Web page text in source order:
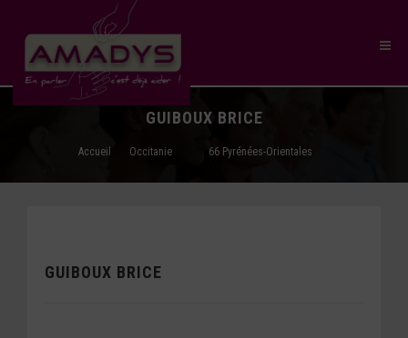
GUIBOUX BRICE
Accueil Occitanie 66 Pyrénées-Orientales
GUIBOUX BRICE